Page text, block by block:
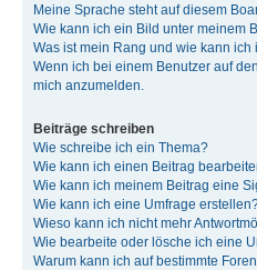
Meine Sprache steht auf diesem
Wie kann ich ein Bild unter meinem
Was ist mein Rang und wie kann ich
Wenn ich bei einem Benutzer auf
mich anzumelden.
Beiträge schreiben
Wie schreibe ich ein Thema?
Wie kann ich einen Beitrag
Wie kann ich meinem Beitrag eine
Wie kann ich eine Umfrage
Wieso kann ich nicht mehr
Wie bearbeite oder lösche ich eine
Warum kann ich auf bestimmte